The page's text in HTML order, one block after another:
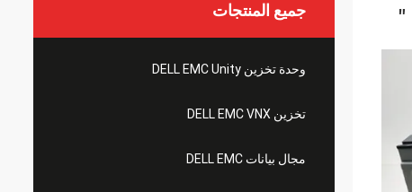
جميع المنتجات
وحدة تخزين DELL EMC Unity
تخزين DELL EMC VNX
مجال بيانات DELL EMC